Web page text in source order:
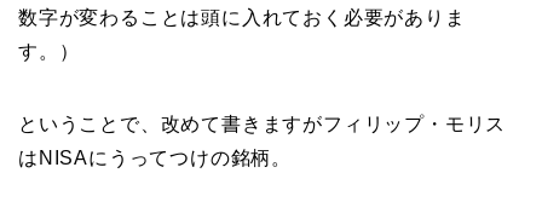
数字が変わることは頭に入れておく必要がありま
す。）
ということで、改めて書きますがフィリップ・モリス
はNISAにうってつけの銘柄。